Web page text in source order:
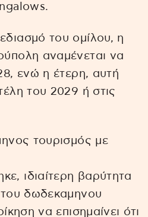
του ομίλου, η
αναμένεται να
ενώ η έτερη, αυτή
του 2029 ή στις
τουρισμός με
ιδιαίτερη βαρύτητα
του δωδεκαμηνου
να επισημαίνει ότι